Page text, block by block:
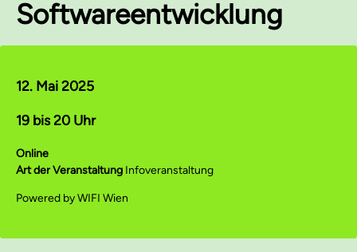
Softwareentwicklung
12. Mai 2025
19 bis 20 Uhr
Online
Art der Veranstaltung Infoveranstaltung
Powered by WIFI Wien